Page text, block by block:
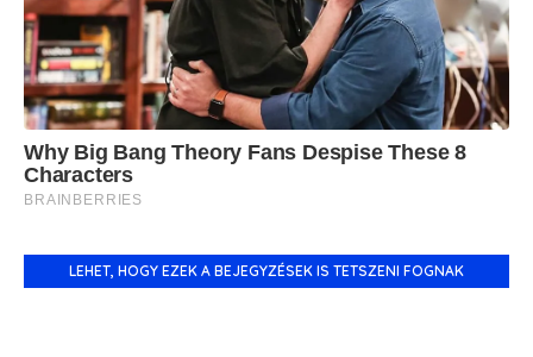
LEHET, HOGY EZEK A BEJEGYZÉSEK IS TETSZENI FOGNAK